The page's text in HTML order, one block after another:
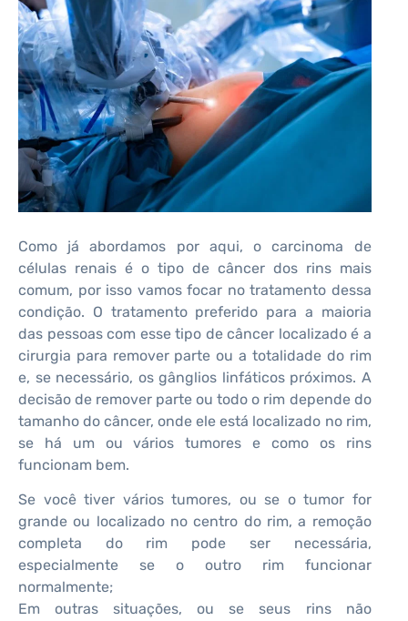
Como já abordamos por aqui, o carcinoma de
células renais é o tipo de câncer dos rins mais
comum, por isso vamos focar no tratamento dessa
condição. O tratamento preferido para a maioria
das pessoas com esse tipo de câncer localizado é a
cirurgia para remover parte ou a totalidade do rim
e, se necessário, os gânglios linfáticos próximos. A
decisão de remover parte ou todo o rim depende do
tamanho do câncer, onde ele está localizado no rim,
se há um ou vários tumores e como os rins
funcionam bem.
Se você tiver vários tumores, ou se o tumor for
grande ou localizado no centro do rim, a remoção
completa do rim pode ser necessária,
especialmente se o outro rim funcionar
normalmente;
Em outras situações, ou se seus rins não